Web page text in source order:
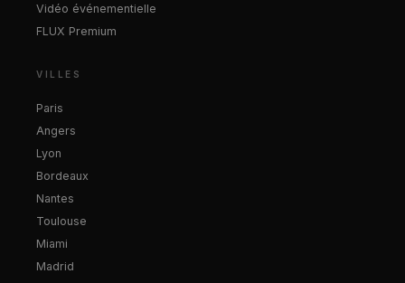
Vidéo événementielle
FLUX Premium
VILLES
Paris
Angers
Lyon
Bordeaux
Nantes
Toulouse
Miami
Madrid